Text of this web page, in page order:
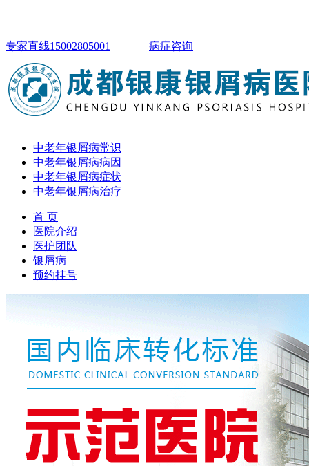
专家直线15002805001 病症咨询
中老年银屑病常识
中老年银屑病病因
中老年银屑病症状
中老年银屑病治疗
首 页
医院介绍
医护团队
银屑病
预约挂号